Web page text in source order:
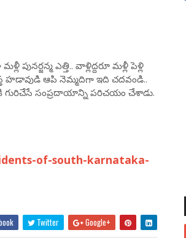
ఎత్తి.. వాళ్లిద్దరూ మళ్లీ పెళ్లి
హడావుడి ఆపి నెమ్మదిగా ఇది చదవండి..
సంప్రదాయాన్ని పరిచయం చేశాడు.
of-south-karnataka-
Twitter Google+